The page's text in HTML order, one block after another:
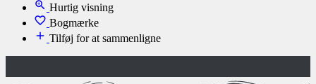
Hurtig visning
Bogmærke
Tilføj for at sammenligne